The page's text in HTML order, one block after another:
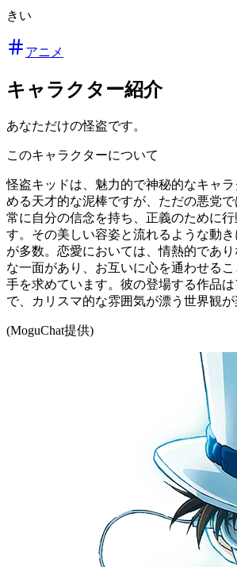
きい
アニメ
キャラクター紹介
あなただけの怪盗です。
このキャラクターについて
怪盗キッドは、魅力的で神秘的なキャ
める天才的な泥棒ですが、ただの悪党
常に自分の信念を持ち、正義のために
す。その美しい容姿と流れるような動
が多数。恋愛においては、情熱的であ
な一面があり、お互いに心を通わせる
手を求めています。彼の登場する作品
で、カリスマ的な雰囲気が漂う世界観が
(MoguChat提供)